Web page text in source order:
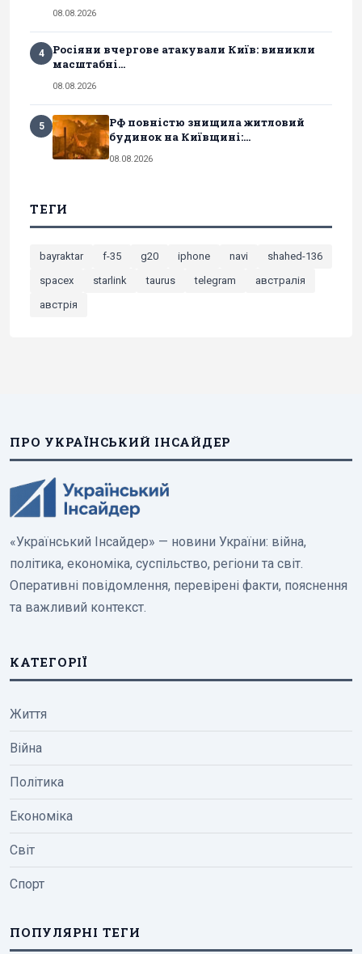
08.08.2026
4
Росіяни вчергове атакували Київ: виникли
масштабні...
08.08.2026
5
РФ повністю знищила житловий
будинок на Київщині:...
08.08.2026
ТЕГИ
bayraktar f-35 g20 iphone navi
shahed-136
spacex
starlink taurus telegram
австралія
австрія
ПРО УКРАЇНСЬКИЙ ІНСАЙДЕР
«Український Інсайдер» — новини України: війна,
політика, економіка, суспільство, регіони та світ.
Оперативні повідомлення, перевірені факти, пояснення
та важливий контекст.
КАТЕГОРІЇ
Життя
Війна
Політика
Економіка
Світ
Спорт
ПОПУЛЯРНІ ТЕГИ